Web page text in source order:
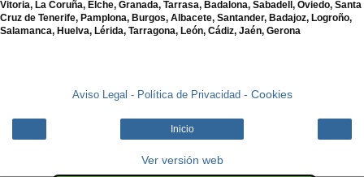
Vitoria, La Coruña, Elche, Granada, Tarrasa, Badalona, Sabadell, Oviedo, Santa
Cruz de Tenerife, Pamplona, Burgos, Albacete, Santander, Badajoz, Logroño,
Salamanca, Huelva, Lérida, Tarragona, León, Cádiz, Jaén, Gerona
Aviso Legal - Política de Privacidad - Cookies
Inicio
Ver versión web